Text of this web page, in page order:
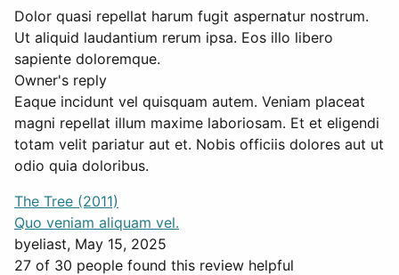
Dolor quasi repellat harum fugit aspernatur nostrum.
Ut aliquid laudantium rerum ipsa. Eos illo libero
sapiente doloremque.
Owner's reply
Eaque incidunt vel quisquam autem. Veniam placeat
magni repellat illum maxime laboriosam. Et et eligendi
totam velit pariatur aut et. Nobis officiis dolores aut ut
odio quia doloribus.
The Tree (2011)
Quo veniam aliquam vel.
byeliast, May 15, 2025
27 of 30 people found this review helpful